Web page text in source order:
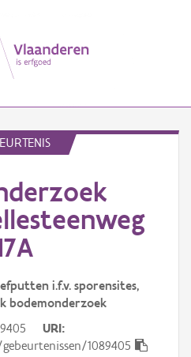
i.f.v. sporensites,
bodemonderzoek
URI
1089405